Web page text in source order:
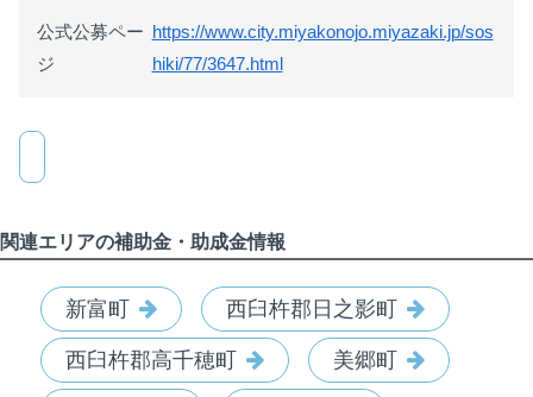
公式公募ペー
ジ
https://www.city.miyakonojo.miyazaki.jp/sos
hiki/77/3647.html
関連エリアの補助金・助成金情報
新富町 西臼杵郡日之影町
西臼杵郡高千穂町 美郷町